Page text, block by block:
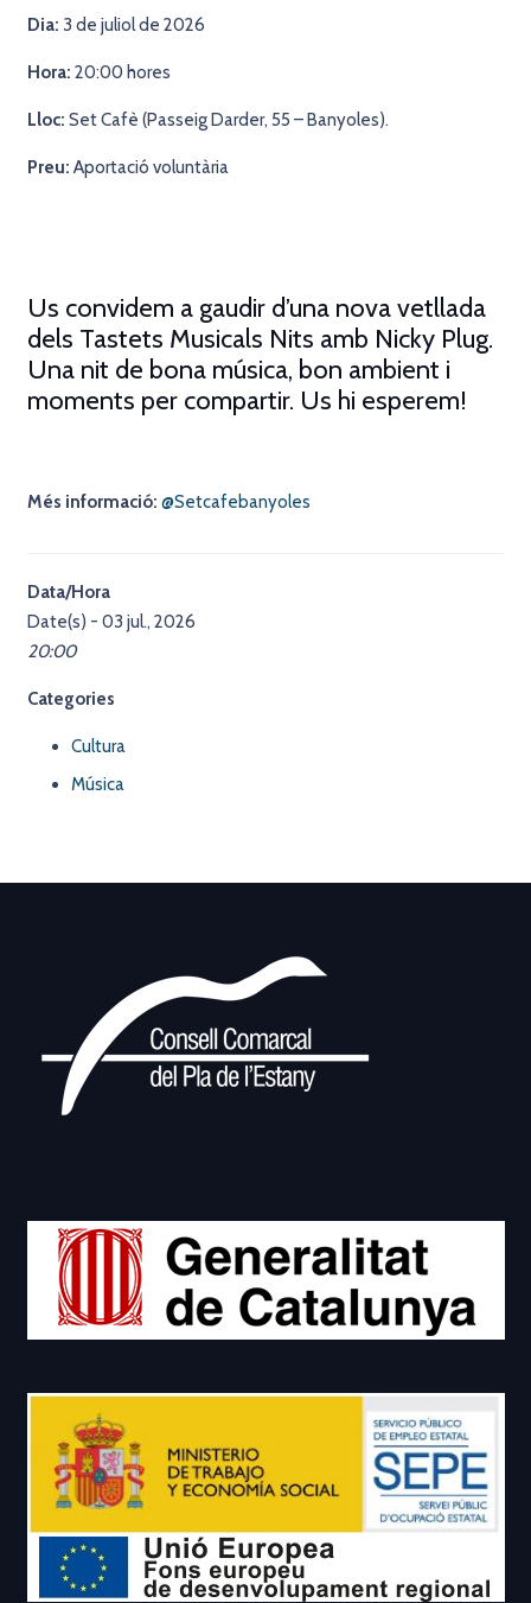
Dia: 3 de juliol de 2026
Hora: 20:00 hores
Lloc: Set Cafè (Passeig Darder, 55 – Banyoles).
Preu: Aportació voluntària
Us convidem a gaudir d’una nova vetllada
dels Tastets Musicals Nits amb Nicky Plug.
Una nit de bona música, bon ambient i
moments per compartir. Us hi esperem!
Més informació: @Setcafebanyoles
Data/Hora
Date(s) - 03 jul., 2026
20:00
Categories
Cultura
Música